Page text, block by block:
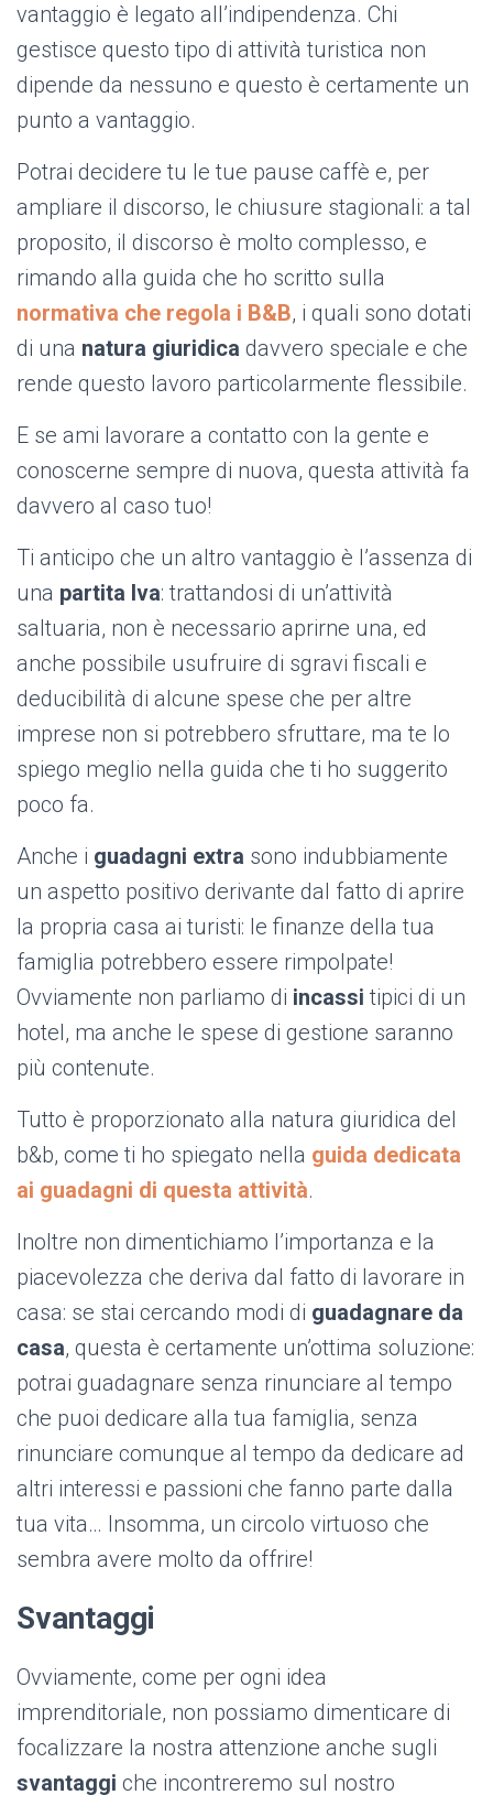
vantaggio è legato all’indipendenza. Chi
gestisce questo tipo di attività turistica non
dipende da nessuno e questo è certamente un
punto a vantaggio.
Potrai decidere tu le tue pause caffè e, per
ampliare il discorso, le chiusure stagionali: a tal
proposito, il discorso è molto complesso, e
rimando alla guida che ho scritto sulla
normativa che regola i B&B, i quali sono dotati
di una natura giuridica davvero speciale e che
rende questo lavoro particolarmente flessibile.
E se ami lavorare a contatto con la gente e
conoscerne sempre di nuova, questa attività fa
davvero al caso tuo!
Ti anticipo che un altro vantaggio è l’assenza di
una partita Iva: trattandosi di un’attività
saltuaria, non è necessario aprirne una, ed
anche possibile usufruire di sgravi fiscali e
deducibilità di alcune spese che per altre
imprese non si potrebbero sfruttare, ma te lo
spiego meglio nella guida che ti ho suggerito
poco fa.
Anche i guadagni extra sono indubbiamente
un aspetto positivo derivante dal fatto di aprire
la propria casa ai turisti: le finanze della tua
famiglia potrebbero essere rimpolpate!
Ovviamente non parliamo di incassi tipici di un
hotel, ma anche le spese di gestione saranno
più contenute.
Tutto è proporzionato alla natura giuridica del
b&b, come ti ho spiegato nella guida dedicata
ai guadagni di questa attività.
Inoltre non dimentichiamo l’importanza e la
piacevolezza che deriva dal fatto di lavorare in
casa: se stai cercando modi di guadagnare da
casa, questa è certamente un’ottima soluzione:
potrai guadagnare senza rinunciare al tempo
che puoi dedicare alla tua famiglia, senza
rinunciare comunque al tempo da dedicare ad
altri interessi e passioni che fanno parte dalla
tua vita… Insomma, un circolo virtuoso che
sembra avere molto da offrire!
Svantaggi
Ovviamente, come per ogni idea
imprenditoriale, non possiamo dimenticare di
focalizzare la nostra attenzione anche sugli
svantaggi che incontreremo sul nostro